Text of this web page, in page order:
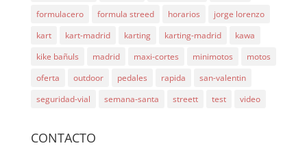
formulacero
formula streed horarios
jorge lorenzo
kart
kart-madrid karting karting-madrid
kawa
kike bañuls
madrid maxi-cortes minimotos
motos
oferta
outdoor pedales rapida
san-valentin
seguridad-vial
semana-santa streett test video
CONTACTO